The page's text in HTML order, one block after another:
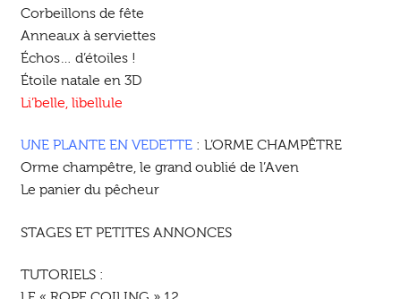
Corbeillons de fête
Anneaux à serviettes
Échos… d’étoiles !
Étoile natale en 3D
Li’belle, libellule
UNE PLANTE EN VEDETTE: L’ORME CHAMPÊTRE
Orme champêtre, le grand oublié de l’Aven
Le panier du pêcheur
STAGES ET PETITES ANNONCES
TUTORIELS :